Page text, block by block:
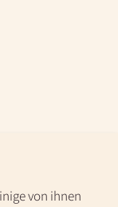
von ihnen